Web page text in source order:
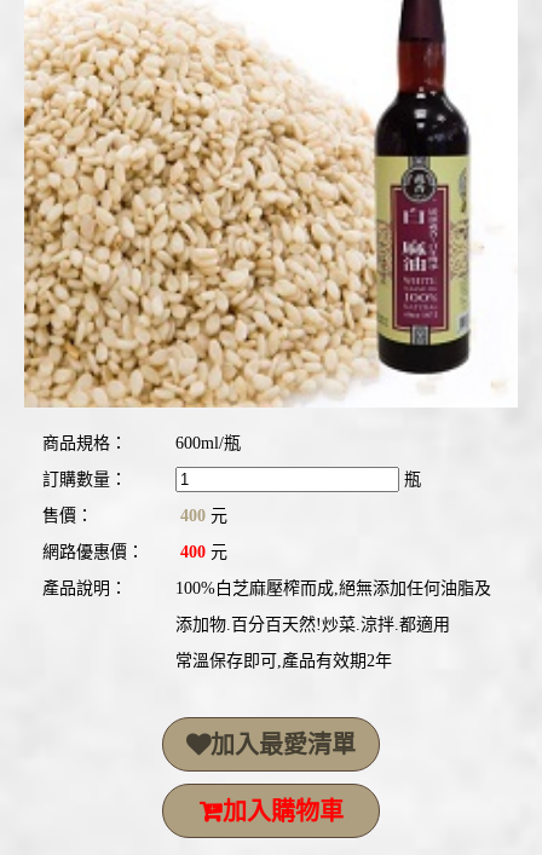
商品規格：
600ml/瓶
訂購數量：
瓶
售價：
400 元
網路優惠價：
400 元
產品說明：
100%白芝麻壓榨而成,絕無添加任何油脂及
添加物.百分百天然!炒菜.涼拌.都適用
常溫保存即可,產品有效期2年